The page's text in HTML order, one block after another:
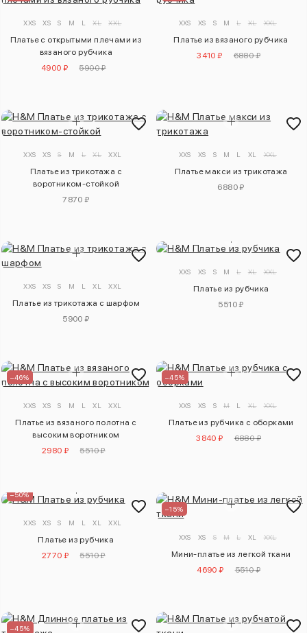
XXS XS S M L XL XXL
Платье с открытыми плечами из
вязаного рубчика
4900 ₽
5900 ₽
XXS XS S M L XL XXL
Платье из вязаного рубчика
3410 ₽
6880 ₽
XXS XS S M L XL XXL
Платье из трикотажа с
воротником-стойкой
7870 ₽
XXS XS S M L XL XXL
Платье макси из трикотажа
6880 ₽
XXS XS S M L XL XXL
Платье из трикотажа с шарфом
5900 ₽
XXS XS S M L XL XXL
Платье из рубчика
5510 ₽
–46%
XXS XS S M L XL XXL
Платье из вязаного полотна с
высоким воротником
2980 ₽
5510 ₽
–45%
XXS XS S M L XL XXL
Платье из рубчика с оборками
3840 ₽
6880 ₽
–50%
XXS XS S M L XL XXL
Платье из рубчика
2770 ₽
5510 ₽
–15%
XXS XS S M L XL XXL
Мини-платье из легкой ткани
4690 ₽
5510 ₽
–45%